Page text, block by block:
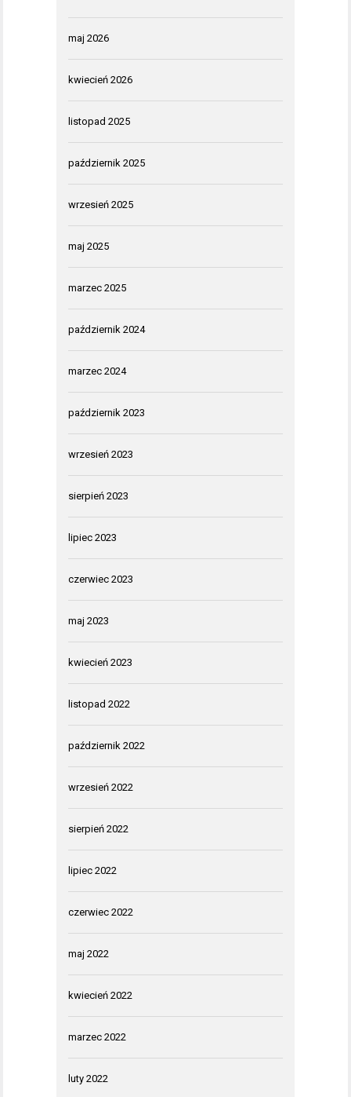
maj 2026
kwiecień 2026
listopad 2025
październik 2025
wrzesień 2025
maj 2025
marzec 2025
październik 2024
marzec 2024
październik 2023
wrzesień 2023
sierpień 2023
lipiec 2023
czerwiec 2023
maj 2023
kwiecień 2023
listopad 2022
październik 2022
wrzesień 2022
sierpień 2022
lipiec 2022
czerwiec 2022
maj 2022
kwiecień 2022
marzec 2022
luty 2022